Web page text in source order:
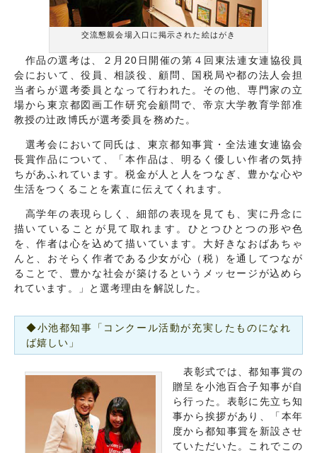
交流懇親会場入口に掲示された絵はがき
作品の選考は、２月20日開催の第４回東法連女連協役員
会において、役員、相談役、顧問、国税局や都の法人会担
当者らが選考委員となって行われた。その他、専門家の立
場から東京都図画工作研究会顧問で、帝京大学教育学部准
教授の辻政博氏が選考委員を務めた。
選考会において同氏は、東京都知事賞・全法連女連協会
長賞作品について、「本作品は、明るく優しい作者の気持
ちがあふれています。税金が人と人をつなぎ、豊かな心や
生活をつくることを素直に伝えてくれます。
高学年の表現らしく、細部の表現を見ても、実に丹念に
描いていることが見て取れます。ひとつひとつの形や色
を、作者は心を込めて描いています。大好きなおばあちゃ
んと、おそらく作者である少女が心（税）を通してつなが
ることで、豊かな社会が築けるというメッセージが込めら
れています。」と選考理由を解説した。
◆小池都知事「コンクール活動が充実したものになれ
ば嬉しい」
表彰式では、都知事賞の
贈呈を小池百合子知事が自
ら行った。表彰に先立ち知
事から挨拶があり、「本年
度から都知事賞を新設させ
ていただいた。これでこの